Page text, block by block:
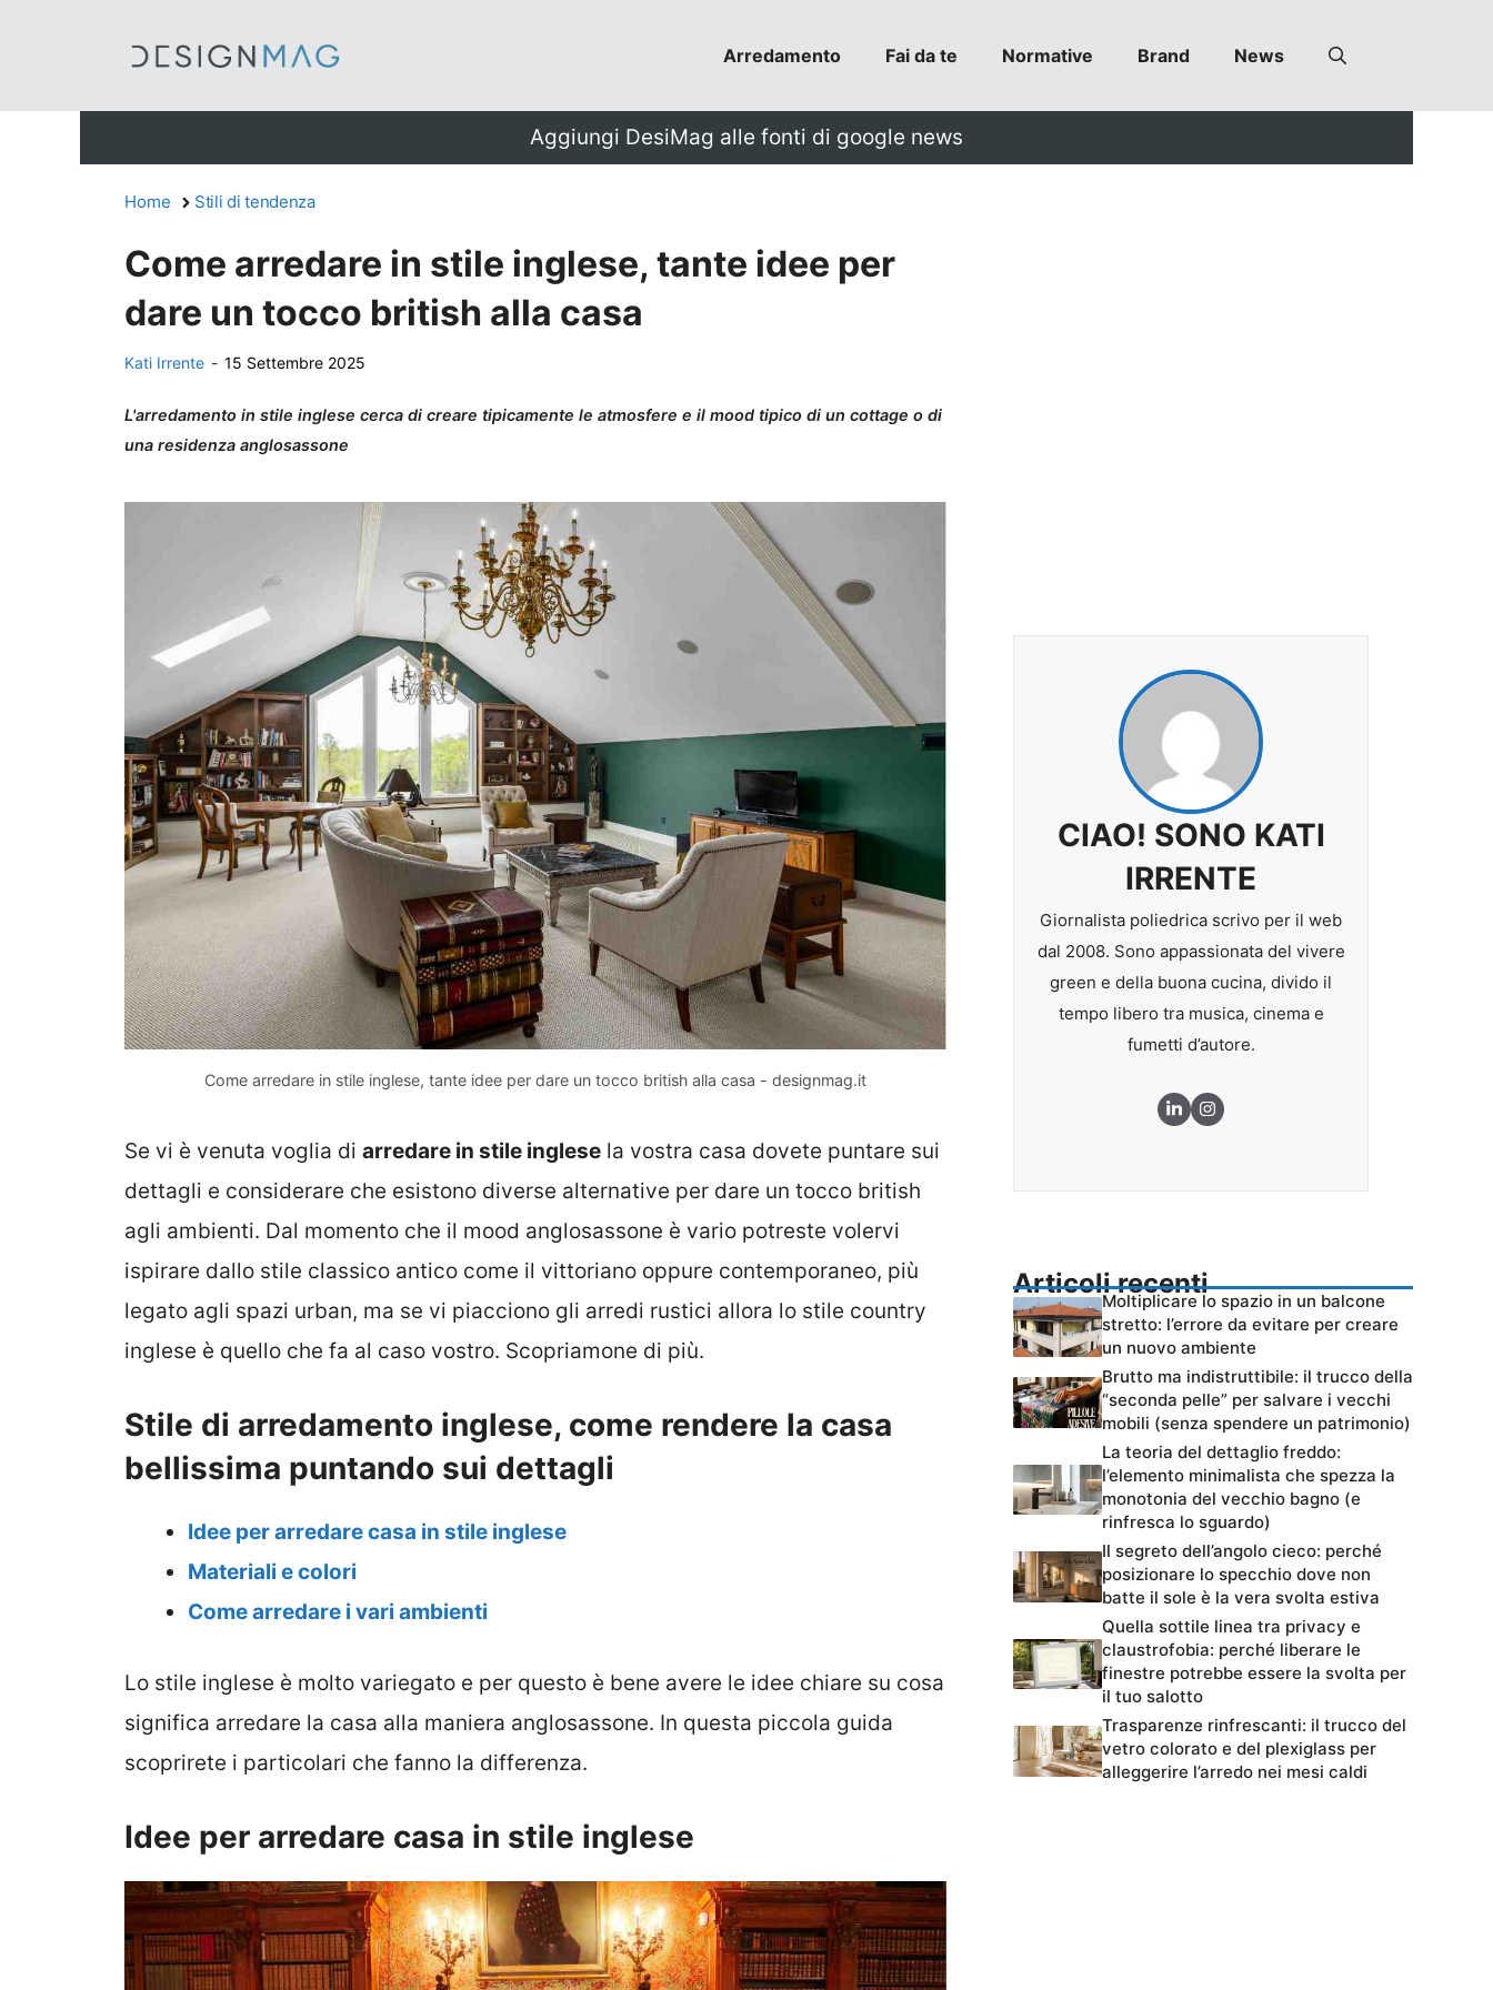
Arredamento Fai da te Normative Brand News
Aggiungi DesiMag alle fonti di google news
Home Stili di tendenza
Come arredare in stile inglese, tante idee per
dare un tocco british alla casa
Kati Irrente - 15 Settembre 2025
L'arredamento in stile inglese cerca di creare tipicamente le atmosfere e il mood tipico di un cottage o di
una residenza anglosassone
Come arredare in stile inglese, tante idee per dare un tocco british alla casa - designmag.it
Se vi è venuta voglia di arredare in stile inglese la vostra casa dovete puntare sui
dettagli e considerare che esistono diverse alternative per dare un tocco british
agli ambienti. Dal momento che il mood anglosassone è vario potreste volervi
ispirare dallo stile classico antico come il vittoriano oppure contemporaneo, più
legato agli spazi urban, ma se vi piacciono gli arredi rustici allora lo stile country
inglese è quello che fa al caso vostro. Scopriamone di più.
Stile di arredamento inglese, come rendere la casa
bellissima puntando sui dettagli
Idee per arredare casa in stile inglese
Materiali e colori
Come arredare i vari ambienti
Lo stile inglese è molto variegato e per questo è bene avere le idee chiare su cosa
significa arredare la casa alla maniera anglosassone. In questa piccola guida
scoprirete i particolari che fanno la differenza.
Idee per arredare casa in stile inglese
CIAO! SONO KATI
IRRENTE
Giornalista poliedrica scrivo per il web
dal 2008. Sono appassionata del vivere
green e della buona cucina, divido il
tempo libero tra musica, cinema e
fumetti d’autore.
Articoli recenti
Moltiplicare lo spazio in un balcone
stretto: l’errore da evitare per creare
un nuovo ambiente
Brutto ma indistruttibile: il trucco della
“seconda pelle” per salvare i vecchi
mobili (senza spendere un patrimonio)
La teoria del dettaglio freddo:
l’elemento minimalista che spezza la
monotonia del vecchio bagno (e
rinfresca lo sguardo)
Il segreto dell’angolo cieco: perché
posizionare lo specchio dove non
batte il sole è la vera svolta estiva
Quella sottile linea tra privacy e
claustrofobia: perché liberare le
finestre potrebbe essere la svolta per
il tuo salotto
Trasparenze rinfrescanti: il trucco del
vetro colorato e del plexiglass per
alleggerire l’arredo nei mesi caldi